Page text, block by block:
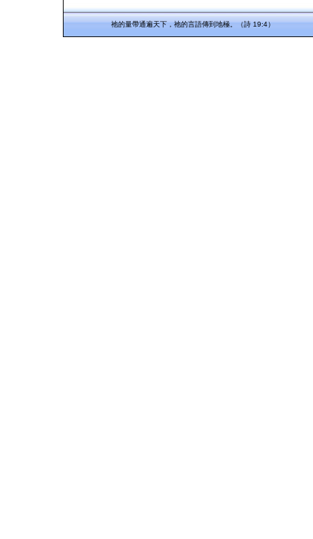
祂的量帶通遍天下，祂的言語傳到地極。（詩 19:4）